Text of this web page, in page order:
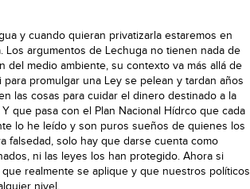
y cuando quieran privatizarla estaremos en
Los argumentos de Lechuga no tienen nada de
del medio ambiente, su contexto va más allá de
promulgar una Ley se pelean y tardan años
las cosas para cuidar el dinero destinado a la
que pasa con el Plan Nacional Hídrco que cada
lo he leído y son puros sueños de quienes los
falsedad, solo hay que darse cuenta como
ni las leyes los han protegido. Ahora si
realmente se aplique y que nuestros políticos